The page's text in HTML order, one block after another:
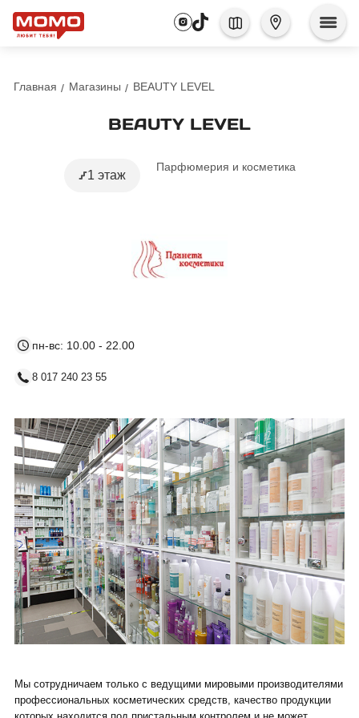
Главная Магазины BEAUTY LEVEL
BEAUTY LEVEL
1 этаж
Парфюмерия и косметика
пн-вс: 10.00 - 22.00
8 017 240 23 55
Мы сотрудничаем только с ведущими мировыми производителями
профессиональных косметических средств, качество продукции